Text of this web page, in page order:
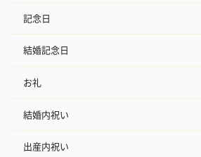
記念日
結婚記念日
お礼
結婚内祝い
出産内祝い